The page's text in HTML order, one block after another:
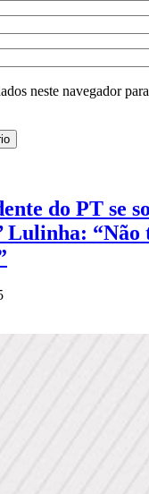
neste navegador
do PT se
Lulinha: